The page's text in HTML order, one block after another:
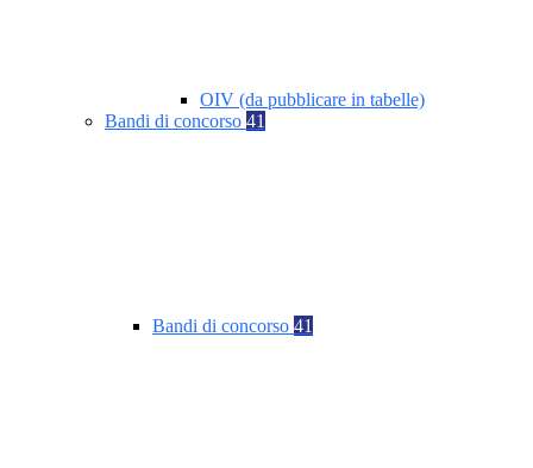
OIV (da pubblicare in tabelle)
Bandi di concorso 41
Bandi di concorso 41